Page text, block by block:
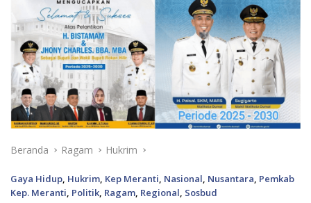
Beranda Ragam Hukrim
Gaya Hidup, Hukrim, Kep Meranti, Nasional, Nusantara, Pemkab
Kep. Meranti, Politik, Ragam, Regional, Sosbud